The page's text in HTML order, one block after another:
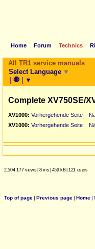
Home Forum Technics
All TR1 service manuals
Select Language ▼
| 🛑 | ▼
Complete XV750SE/
XV1000: Vorhergehende Seite
XV1000: Vorhergehende Seite
2.504.177 views| 8 ms| 459 kB| 121 users
Top of page| Previous page| Home|